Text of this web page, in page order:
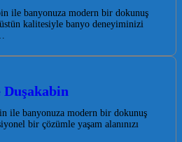
ile banyonuza modern bir dokunuş
kalitesiyle banyo deneyiminizi
ile banyonuza modern bir dokunuş
bir çözümle yaşam alanınızı